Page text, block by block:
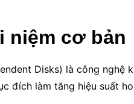
niệm cơ bản
Disks) là công
đích làm tăng hiệu suất